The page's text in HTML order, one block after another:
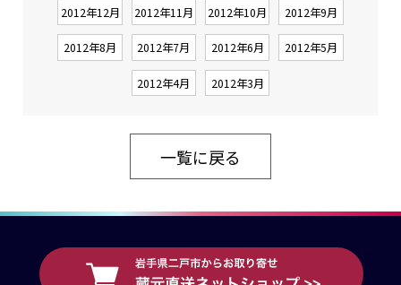
2012年12月 2012年11月 2012年10月 2012年9月
2012年8月 2012年7月 2012年6月 2012年5月
2012年4月 2012年3月
一覧に戻る